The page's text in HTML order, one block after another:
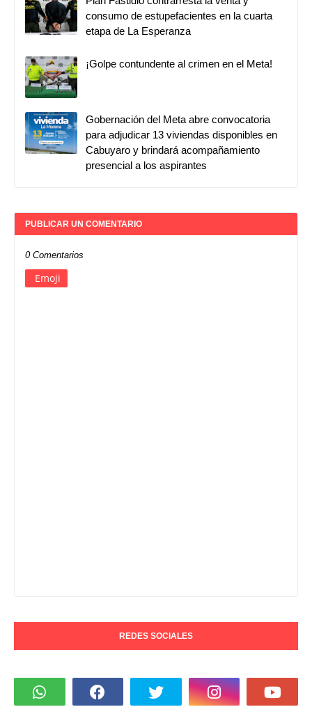
consumo de estupefacientes en la cuarta
etapa de La Esperanza
¡Golpe contundente al crimen en el Meta!
Gobernación del Meta abre convocatoria
para adjudicar 13 viviendas disponibles en
Cabuyaro y brindará acompañamiento
presencial a los aspirantes
PUBLICAR UN COMENTARIO
0 Comentarios
Emoji
REDES SOCIALES